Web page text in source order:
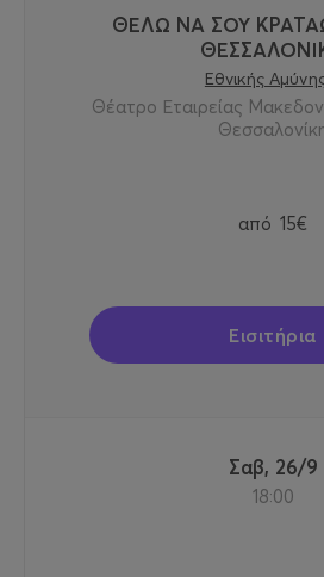
ΘΕΛΩ ΝΑ ΣΟΥ
Εθνικής
Θέατρο Εταιρείας
από 15€
Εισιτήρια
Σαβ, 26/9
18:00